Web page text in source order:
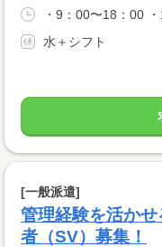
・9：00〜18：00
水＋シフト
[一般派遣]
管理経験を活か
者（SV）募集！